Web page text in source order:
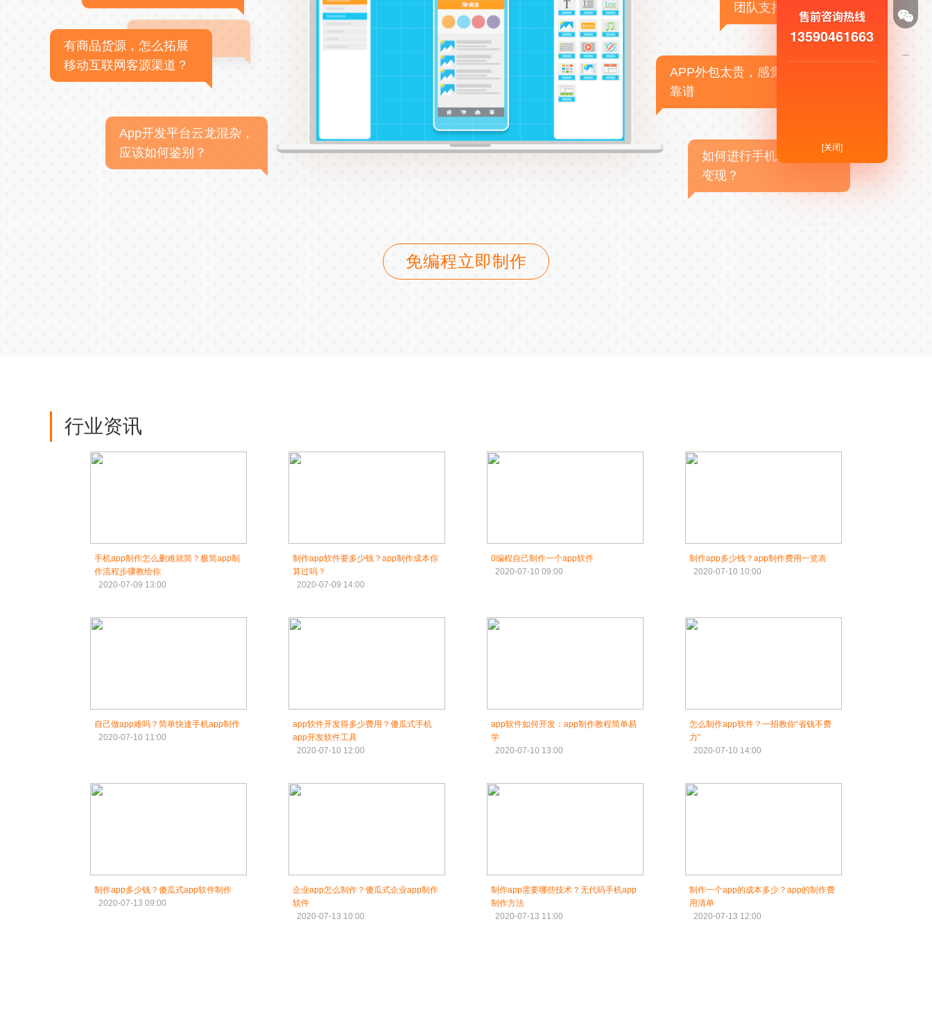
有商品货源，怎么拓展
移动互联网客源渠道？
App开发平台云龙混杂，
应该如何鉴别？
团队支持
APP外包太贵，感觉不
靠谱
如何进行手机APP商业
变现？
免编程立即制作
行业资讯
手机app制作怎么删难就简？极简app制
作流程步骤教给你
2020-07-09 13:00
制作app软件要多少钱？app制作成本你
算过吗？
2020-07-09 14:00
0编程自己制作一个app软件
2020-07-10 09:00
制作app多少钱？app制作费用一览表
2020-07-10 10:00
自己做app难吗？简单快速手机app制作
2020-07-10 11:00
app软件开发得多少费用？傻瓜式手机
app开发软件工具
2020-07-10 12:00
app软件如何开发：app制作教程简单易
学
2020-07-10 13:00
怎么制作app软件？一招教你“省钱不费
力”
2020-07-10 14:00
制作app多少钱？傻瓜式app软件制作
2020-07-13 09:00
企业app怎么制作？傻瓜式企业app制作
软件
2020-07-13 10:00
制作app需要哪些技术？无代码手机app
制作方法
2020-07-13 11:00
制作一个app的成本多少？app的制作费
用清单
2020-07-13 12:00
售前咨询热线
13590461663
[关闭]